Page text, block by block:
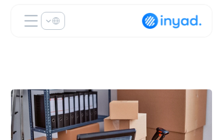
Select Language